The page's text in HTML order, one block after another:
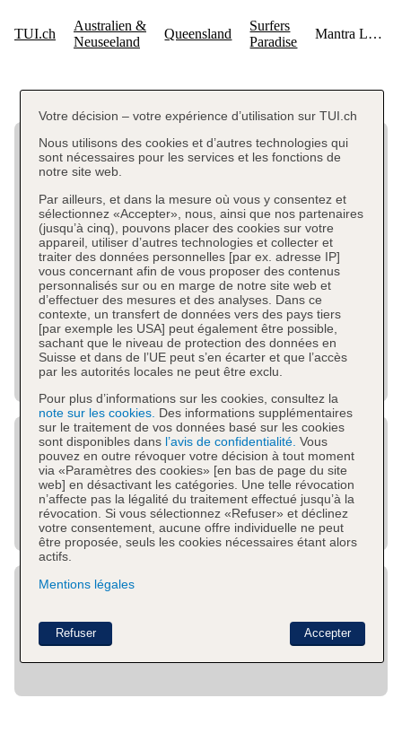
Votre décision – votre expérience d’utilisation sur TUI.ch
Nous utilisons des cookies et d’autres technologies qui
sont nécessaires pour les services et les fonctions de
notre site web.
Par ailleurs, et dans la mesure où vous y consentez et
sélectionnez «Accepter», nous, ainsi que nos partenaires
(jusqu’à cinq), pouvons placer des cookies sur votre
appareil, utiliser d’autres technologies et collecter et
traiter des données personnelles [par ex. adresse IP]
vous concernant afin de vous proposer des contenus
personnalisés sur ou en marge de notre site web et
d’effectuer des mesures et des analyses. Dans ce
contexte, un transfert de données vers des pays tiers
[par exemple les USA] peut également être possible,
sachant que le niveau de protection des données en
Suisse et dans de l’UE peut s’en écarter et que l’accès
par les autorités locales ne peut être exclu.
Pour plus d’informations sur les cookies, consultez la
note sur les cookies. Des informations supplémentaires
sur le traitement de vos données basé sur les cookies
sont disponibles dans l’avis de confidentialité. Vous
pouvez en outre révoquer votre décision à tout moment
via «Paramètres des cookies» [en bas de page du site
web] en désactivant les catégories. Une telle révocation
n’affecte pas la légalité du traitement effectué jusqu’à la
révocation. Si vous sélectionnez «Refuser» et déclinez
votre consentement, aucune offre individuelle ne peut
être proposée, seuls les cookies nécessaires étant alors
actifs.
Mentions légales
Accepter
Refuser